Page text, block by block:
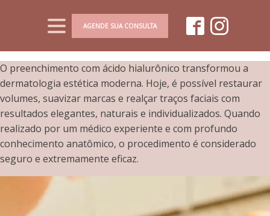
AGENDE SUA CONSULTA
O preenchimento com ácido hialurônico transformou a
dermatologia estética moderna. Hoje, é possível restaurar
volumes, suavizar marcas e realçar traços faciais com
resultados elegantes, naturais e individualizados. Quando
realizado por um médico experiente e com profundo
conhecimento anatômico, o procedimento é considerado
seguro e extremamente eficaz.